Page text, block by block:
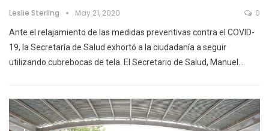
Leslie Sterling May 21, 2020 0
Ante el relajamiento de las medidas preventivas contra el COVID-
19, la Secretaría de Salud exhortó a la ciudadanía a seguir
utilizando cubrebocas de tela. El Secretario de Salud, Manuel